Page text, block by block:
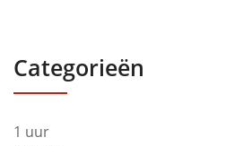
Categorieën
1 uur